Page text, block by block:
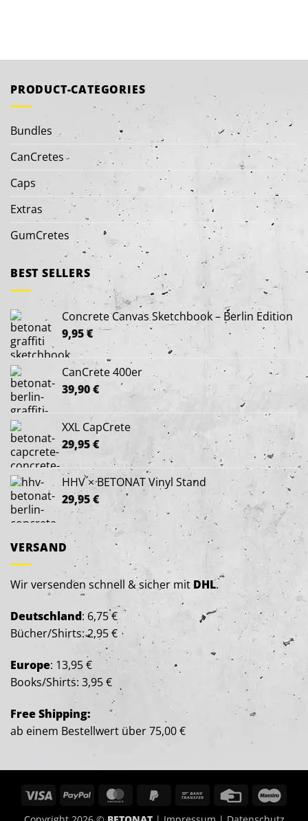
PRODUCT-CATEGORIES
Bundles
CanCretes
Caps
Extras
GumCretes
BEST SELLERS
Concrete Canvas Sketchbook – Berlin Edition
9,95€
CanCrete 400er
39,90€
XXL CapCrete
29,95€
HHV × BETONAT Vinyl Stand
29,95€
VERSAND
Wir versenden schnell & sicher mitDHL.
Deutschland: 6,75 €
Bücher/Shirts: 2,95 €
Europe: 13,95 €
Books/Shirts: 3,95 €
Free Shipping:
ab einem Bestellwert über 75,00 €
Visa PayPal MasterCardPayPal
Bank
Credit